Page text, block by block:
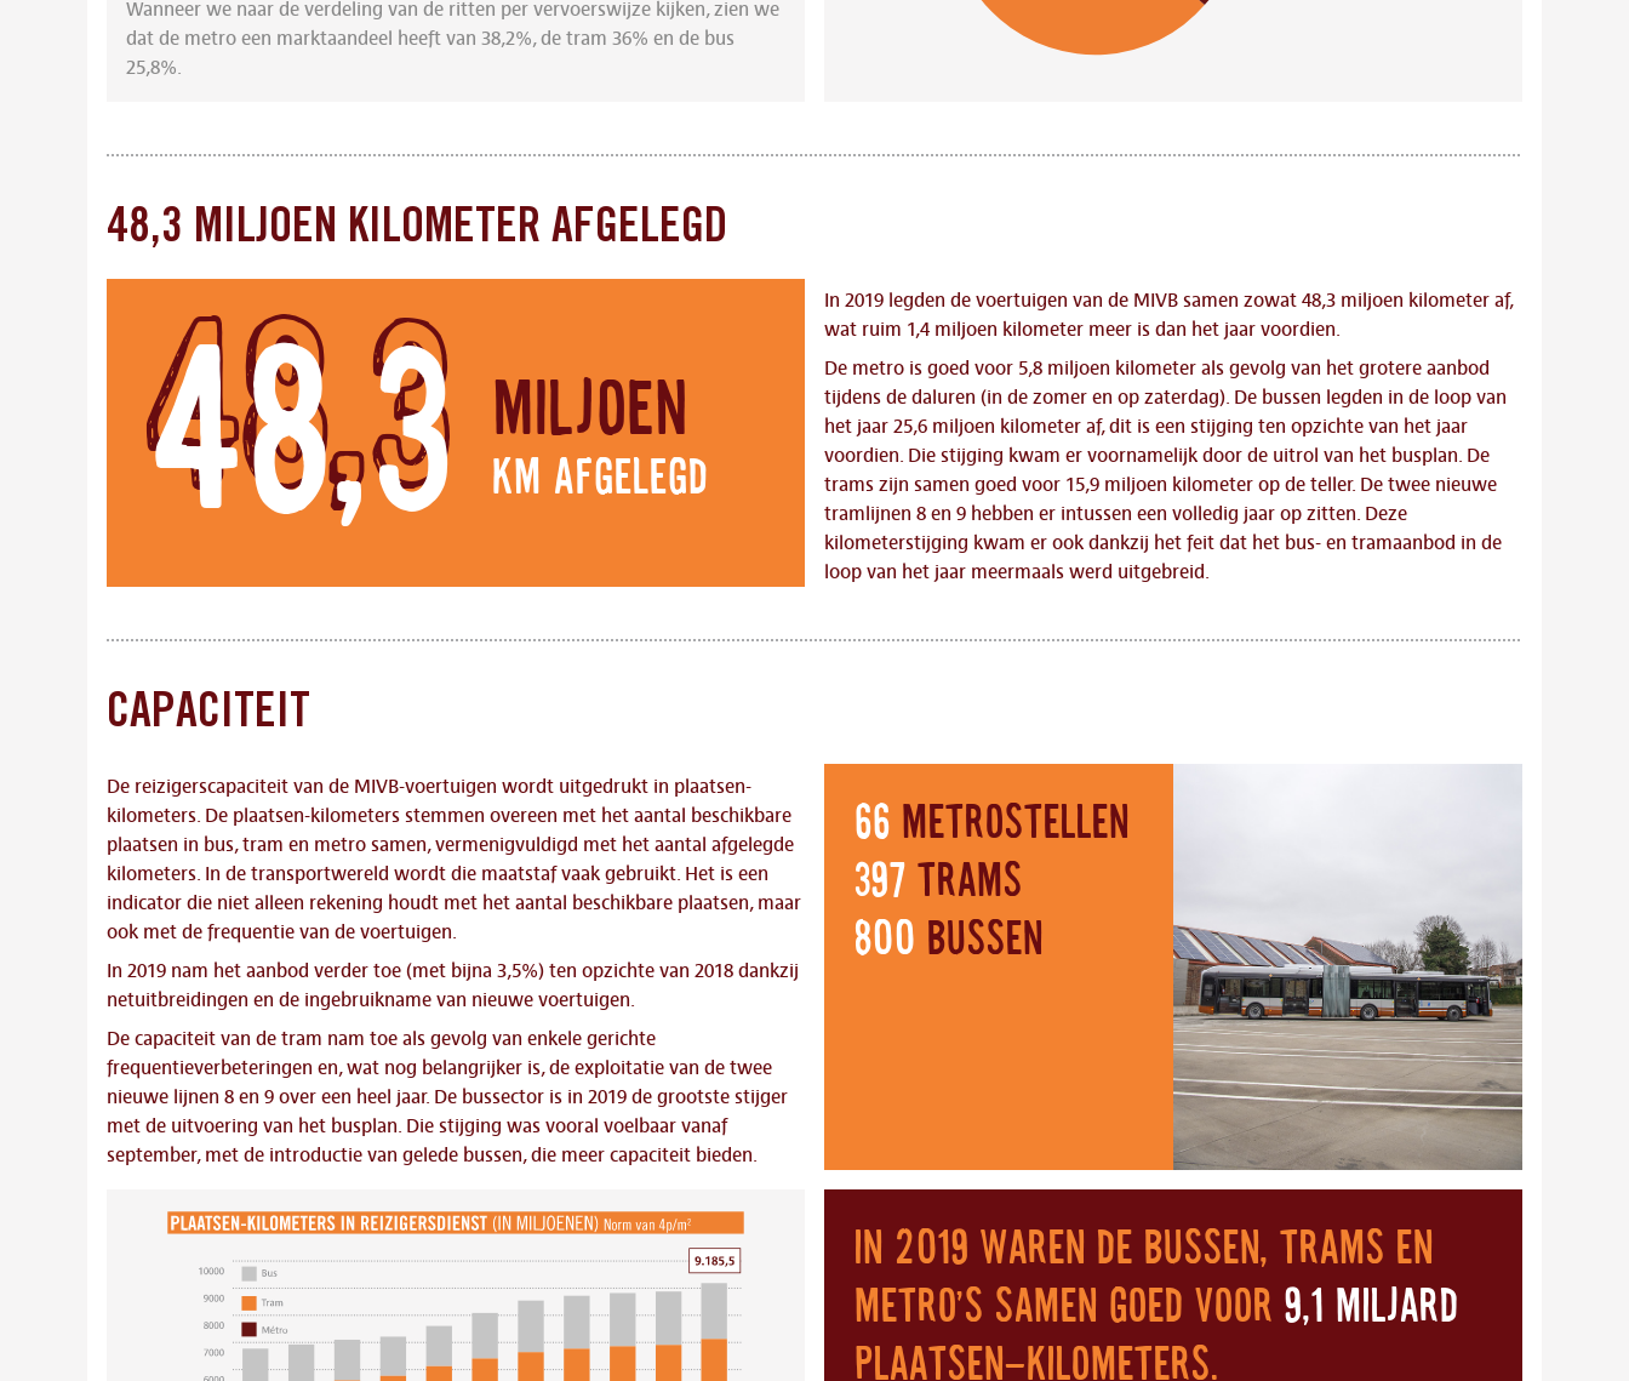
Wanneer we naar de verdeling van de ritten per vervoerswijze kijken, zien we
dat de metro een marktaandeel heeft van 38,2%, de tram 36% en de bus
25,8%.
48,3 MILJOEN KILOMETER AFGELEGD
48,3 Miljoen
km afgelegd
In 2019 legden de voertuigen van de MIVB samen zowat 48,3 miljoen kilometer af,
wat ruim 1,4 miljoen kilometer meer is dan het jaar voordien.
De metro is goed voor 5,8 miljoen kilometer als gevolg van het grotere aanbod
tijdens de daluren (in de zomer en op zaterdag). De bussen legden in de loop van
het jaar 25,6 miljoen kilometer af, dit is een stijging ten opzichte van het jaar
voordien. Die stijging kwam er voornamelijk door de uitrol van het busplan. De
trams zijn samen goed voor 15,9 miljoen kilometer op de teller. De twee nieuwe
tramlijnen 8 en 9 hebben er intussen een volledig jaar op zitten. Deze
kilometerstijging kwam er ook dankzij het feit dat het bus- en tramaanbod in de
loop van het jaar meermaals werd uitgebreid.
CAPACITEIT
De reizigerscapaciteit van de MIVB-voertuigen wordt uitgedrukt in plaatsen-
kilometers. De plaatsen-kilometers stemmen overeen met het aantal beschikbare
plaatsen in bus, tram en metro samen, vermenigvuldigd met het aantal afgelegde
kilometers. In de transportwereld wordt die maatstaf vaak gebruikt. Het is een
indicator die niet alleen rekening houdt met het aantal beschikbare plaatsen, maar
ook met de frequentie van de voertuigen.
In 2019 nam het aanbod verder toe (met bijna 3,5%) ten opzichte van 2018 dankzij
netuitbreidingen en de ingebruikname van nieuwe voertuigen.
De capaciteit van de tram nam toe als gevolg van enkele gerichte
frequentieverbeteringen en, wat nog belangrijker is, de exploitatie van de twee
nieuwe lijnen 8 en 9 over een heel jaar. De bussector is in 2019 de grootste stijger
met de uitvoering van het busplan. Die stijging was vooral voelbaar vanaf
september, met de introductie van gelede bussen, die meer capaciteit bieden.
66 metrostellen
397 trams
800 bussen
In 2019 waren de bussen, trams en
metro's samen goed voor 9,1 miljard
plaatsen-kilometers.